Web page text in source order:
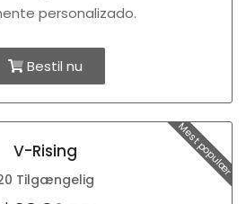
personalizado.
Bestil nu
Mest populær
V-Rising
Tilgængelig